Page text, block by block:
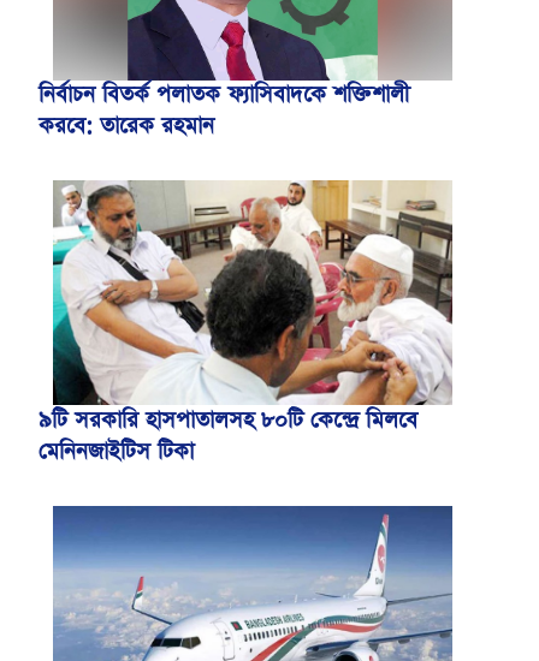
নির্বাচন বিতর্ক পলাতক ফ্যাসিবাদকে শক্তিশালী
করবে: তারেক রহমান
৯টি সরকারি হাসপাতালসহ ৮০টি কেন্দ্রে মিলবে
মেনিনজাইটিস টিকা